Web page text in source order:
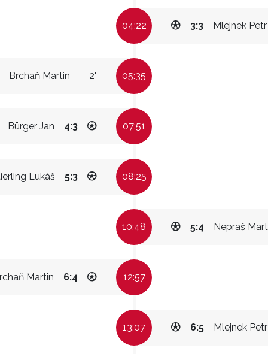
04:22 Mlejnek Petr
3:3
Brchaň Martin 2" 05:35
Bürger Jan 4:3 07:51
Lukáš 5:3 08:25
10:48 Nepraš
5:4
Martin 6:4 12:57
13:07 Mlejnek Petr
6:5